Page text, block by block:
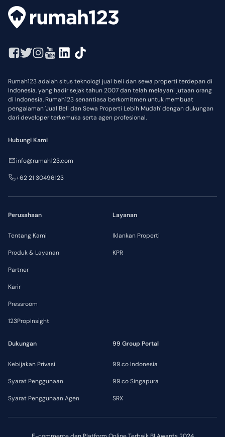
Rumah123 adalah situs teknologi jual beli dan sewa properti terdepan di
Indonesia, yang hadir sejak tahun 2007 dan telah melayani jutaan orang
di Indonesia. Rumah123 senantiasa berkomitmen untuk membuat
pengalaman 'Jual Beli dan Sewa Properti Lebih Mudah' dengan dukungan
dari developer terkemuka serta agen profesional.
Perusahaan
Tentang Kami
Produk & Layanan
Partner
Karir
Pressroom
123PropInsight
Layanan
Iklankan Properti
KPR
Dukungan
Kebijakan Privasi
Syarat Penggunaan
Syarat Penggunaan Agen
99 Group Portal
99.co Indonesia
99.co Singapura
SRX
Hubungi Kami
info@rumah123.com
+62 21 30496123